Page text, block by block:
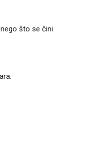
što se čini